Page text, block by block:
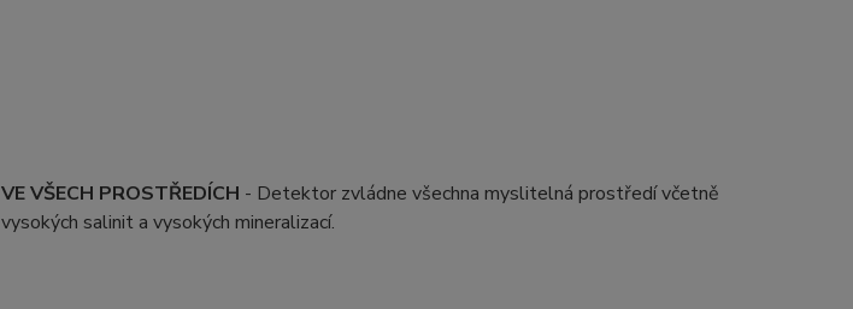
VE VŠECH PROSTŘEDÍCH - Detektor zvládne všechna myslitelná prostředí včetně
vysokých salinit a vysokých mineralizací.